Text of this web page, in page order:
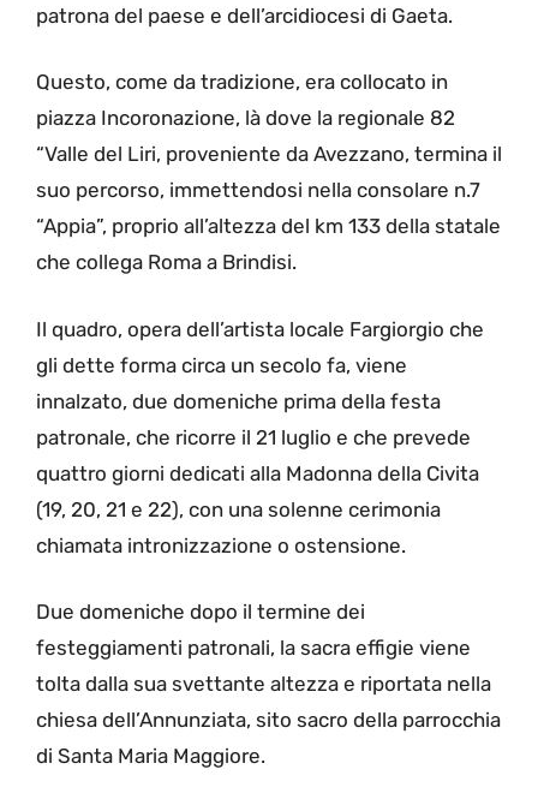
patrona del paese e dell’arcidiocesi di Gaeta.
Questo, come da tradizione, era collocato in
piazza Incoronazione, là dove la regionale 82
“Valle del Liri, proveniente da Avezzano, termina il
suo percorso, immettendosi nella consolare n.7
“Appia”, proprio all’altezza del km 133 della statale
che collega Roma a Brindisi.
Il quadro, opera dell’artista locale Fargiorgio che
gli dette forma circa un secolo fa, viene
innalzato, due domeniche prima della festa
patronale, che ricorre il 21 luglio e che prevede
quattro giorni dedicati alla Madonna della Civita
(19, 20, 21 e 22), con una solenne cerimonia
chiamata intronizzazione o ostensione.
Due domeniche dopo il termine dei
festeggiamenti patronali, la sacra effigie viene
tolta dalla sua svettante altezza e riportata nella
chiesa dell’Annunziata, sito sacro della parrocchia
di Santa Maria Maggiore.